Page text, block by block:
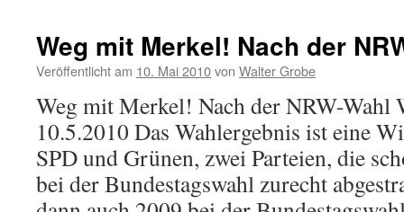
Weg mit Merkel! Nach der
Veröffentlicht am 10. Mai 2010von Walter Grobe
Weg mit Merkel! Nach der NRW-Wahl
10.5.2010 Das Wahlergebnis ist eine
SPD und Grünen, zwei Parteien, die
bei der Bundestagswahl zurecht